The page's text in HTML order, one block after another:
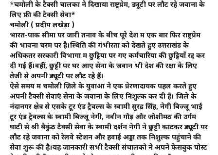
*चमोली के टैक्सी चालकों ने दिखाया राष्ट्रप्रेम, ड्यूटी पर लौट रहे जवानों के
लिए फ्री की टैक्सी सेवा*
चमोली ( प्रदीप लखेड़ा )
भारत-पाक सीमा पर जारी तनाव के बीच पूरे देश में एक बार फिर राष्ट्रप्रेम
की भावना चरम पर है।स्थिति की गंभीरता को देखते हुए उत्तराखंड के
अधिकतर सरकारी विभागों में छुट्टियों पर गए कर्मचारियों की छुट्टियाँ रद्द कर
दी गई हैं।वहीं, छुट्टी पर घर आए सेना के जवान भी देश की रक्षा के लिए
तेजी से अपनी ड्यूटी पर लौट रहे हैं।
ऐसे समय में चमोली ज़िले के युवाओं ने एक प्रेरणादायक पहल करते हुए
अपनी टैक्सी सेवाएं सेना के जवानों के लिए निशुल्क कर दी हैं। जिले के
नंदानगर क्षेत्र से एसके टूर एंड ट्रैवल्स के स्वामी सुरेंद्र सिंह, नेगी बिज्जू भाई
टूर एंड ट्रैवल्स के स्वामी बिज्जू नेगी, नवीन गौड़ और जोशीमठ की उर्गम
घाटी से श्री बैकुंठ टैक्सी सेवा के स्वामी दर्शन नेगी ने छुट्टी काटकर ड्यूटी पर
लौट रहे जवानों को रेलवे स्टेशन और हवाई अड्डों तक निशुल्क पहुंचाने की
सेवा शुरू की है।यह जानकारी सभी टैक्सी संचालको ने अपने फेसबुक पोस्ट